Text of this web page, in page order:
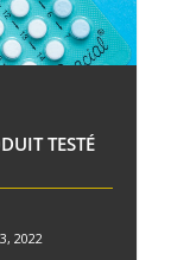
TESTÉ
2022